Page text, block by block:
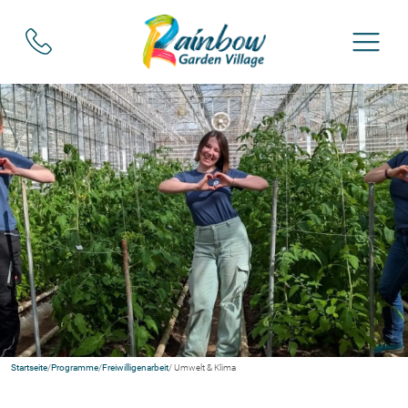
Startseite/Programme/Freiwilligenarbeit/ Umwelt & Klima